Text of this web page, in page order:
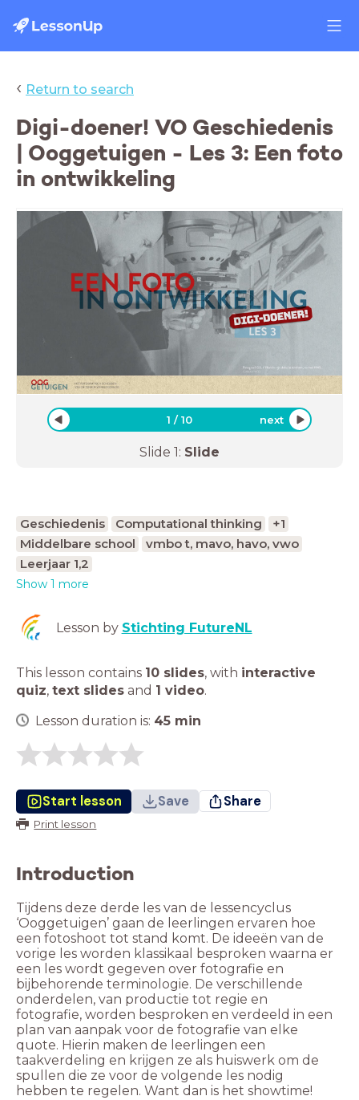
‹ Return to search
Digi-doener! VO Geschiedenis
| Ooggetuigen - Les 3: Een foto
in ontwikkeling
1 /10 next
Slide 1: Slide
Geschiedenis Computational thinking
+1
Middelbare school
vmbo t, mavo, havo, vwo
Leerjaar 1,2
Show 1 more
Lesson by Stichting FutureNL
This lesson contains 10 slides, with interactive
quiz, text slides and 1 video.
Lesson duration is: 45 min
Start lesson Save Share
Print lesson
Introduction
Tijdens deze derde les van de lessencyclus
‘Ooggetuigen’ gaan de leerlingen ervaren hoe
een fotoshoot tot stand komt. De ideeën van de
vorige les worden klassikaal besproken waarna er
een les wordt gegeven over fotografie en
bijbehorende terminologie. De verschillende
onderdelen, van productie tot regie en
fotografie, worden besproken en verdeeld in een
plan van aanpak voor de fotografie van elke
quote. Hierin maken de leerlingen een
taakverdeling en krijgen ze als huiswerk om de
spullen die ze voor de volgende les nodig
hebben te regelen. Want dan is het showtime!